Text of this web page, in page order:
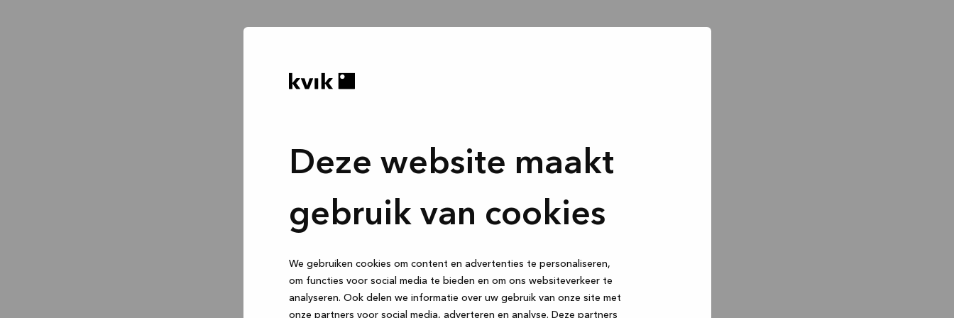
Deze website maakt
gebruik van cookies
We gebruiken cookies om content en advertenties te personaliseren,
om functies voor social media te bieden en om ons websiteverkeer te
analyseren. Ook delen we informatie over uw gebruik van onze site met
onze partners voor social media, adverteren en analyse. Deze partners